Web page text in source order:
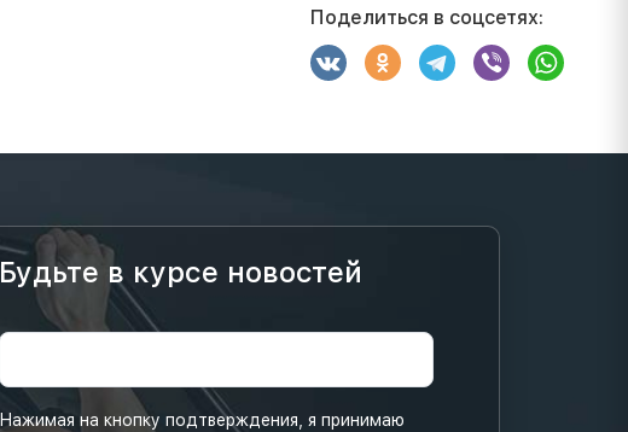
Поделиться в соцсетях:
Будьте в курсе новостей
Нажимая на кнопку подтверждения, я принимаю